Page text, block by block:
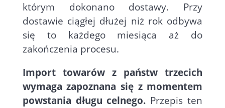
którym dokonano dostawy. Przy
dostawie ciągłej dłużej niż rok odbywa
się to każdego miesiąca aż do
zakończenia procesu.
Import towarów z państw trzecich
wymaga zapoznana się z momentem
powstania długu celnego. Przepis ten